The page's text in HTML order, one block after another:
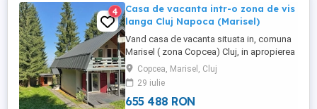
4
Casa de vacanta intr-o zona de vis
langa Cluj Napoca (Marisel)
Vand casa de vacanta situata in, comuna
Marisel ( zona Copcea) Cluj, in apropierea
partiei de schi. Proprietatea dispune de o
suprafata urtila de 120 mp (65 parter, 55
etaj), pe un teren de 1000 mp. Este
compartimentata astfel: parter: living,
Copcea, Marisel, Cluj
29 iulie
655 488 RON